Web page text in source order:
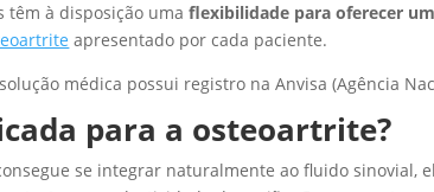
têm à disposição uma flexibilidade para oferecer
apresentado por cada paciente.
médica possui registro na Anvisa (Agência
para a osteoartrite?
se integrar naturalmente ao fluido sinovial,